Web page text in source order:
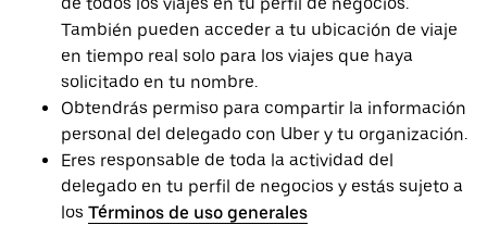
También pueden acceder a tu ubicación de viaje
en tiempo real solo para los viajes que haya
solicitado en tu nombre.
Obtendrás permiso para compartir la información
personal del delegado con Uber y tu organización.
Eres responsable de toda la actividad del
delegado en tu perfil de negocios y estás sujeto a
los Términos de uso generales